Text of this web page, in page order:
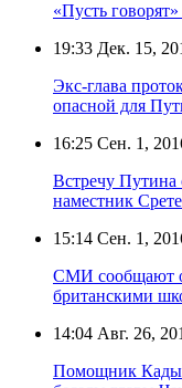
«Пусть
19:33 Дек. 15,
Экс-глава
опасной для
16:25 Сен. 1,
Встречу Путина
наместник
15:14 Сен. 1,
СМИ сообщают о
британскими
14:04 Авг. 26,
Помощник